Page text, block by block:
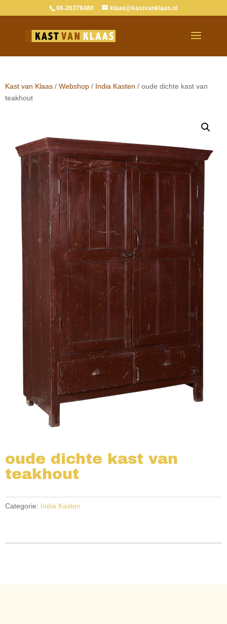
06-26378480 klaas@kastvanklaas.nl
Kast van Klaas / Webshop / India Kasten / oude dichte kast van
teakhout
oude dichte kast van
teakhout
Categorie: India Kasten